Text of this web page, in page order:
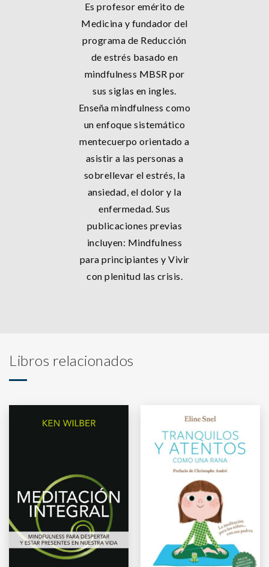
Es profesor emérito de
Medicina y fundador del
programa de Reducción
de estrés basado en
mindfulness MBSR por
sus siglas en ingles.
Enseña mindfulness como
un enfoque sistemático
mentecuerpo orientado a
asistir a las personas a
sobrellevar el estrés, la
ansiedad, el dolor y la
enfermedad. Sus
publicaciones previas
incluyen: Mindfulness
para principiantes y Vivir
con plenitud las crisis.
Libros relacionados